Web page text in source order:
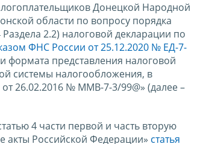
Донецкой Народной
области по вопросу порядка
2.2) налоговой декларации по
ФНС России от 25.12.2020 № ЕД-7-
формата представления налоговой
системы налогообложения, в
26.02.2016 № ММВ-7-3/99@» (далее –
4 части первой и часть вторую
акты Российской Федерации» статья